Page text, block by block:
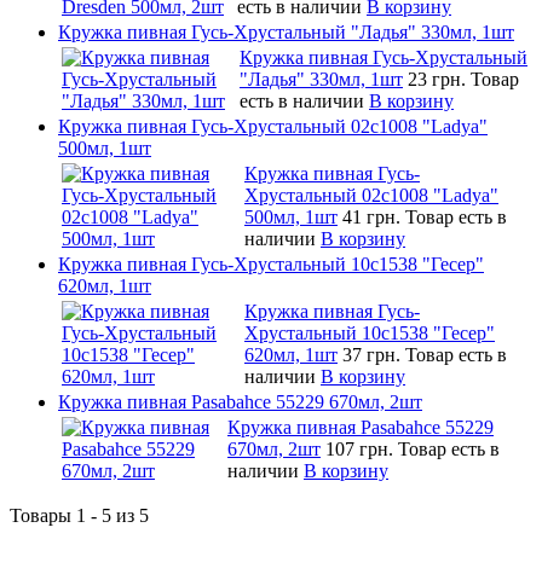
есть в наличии В корзину
Кружка пивная Гусь-Хрустальный "Ладья" 330мл, 1шт
Кружка пивная Гусь-Хрустальный
"Ладья" 330мл, 1шт 23 грн. Товар
есть в наличии В корзину
Кружка пивная Гусь-Хрустальный 02c1008 "Ladya"
500мл, 1шт
Кружка пивная Гусь-
Хрустальный 02c1008 "Ladya"
500мл, 1шт 41 грн. Товар есть в
наличии В корзину
Кружка пивная Гусь-Хрустальный 10c1538 "Гесер"
620мл, 1шт
Кружка пивная Гусь-
Хрустальный 10c1538 "Гесер"
620мл, 1шт 37 грн. Товар есть в
наличии В корзину
Кружка пивная Pasabahce 55229 670мл, 2шт
Кружка пивная Pasabahce 55229
670мл, 2шт 107 грн. Товар есть в
наличии В корзину
Товары 1 - 5 из 5